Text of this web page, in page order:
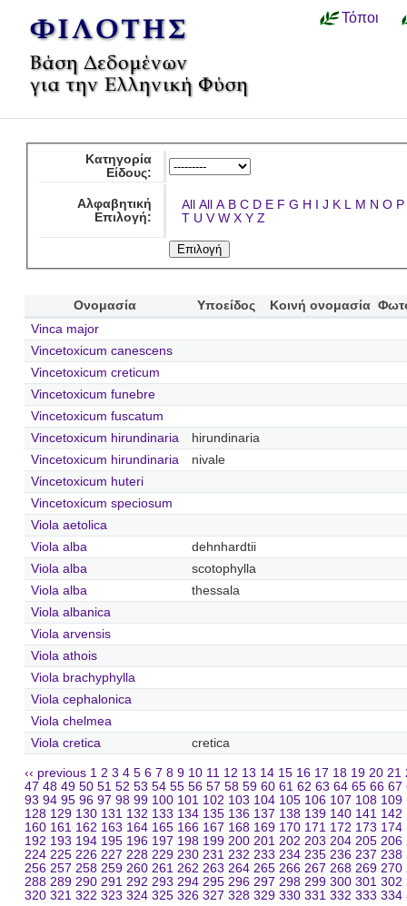
Τόποι
Κατηγορία
Είδους:
Αλφαβητική
Επιλογή:
All All A B C D E F G H I J K L M N O P
T U V W X Y Z
Ονομασία Υποείδος Κοινή ονομασία
Vinca major
Vincetoxicum canescens
Vincetoxicum creticum
Vincetoxicum funebre
Vincetoxicum fuscatum
Vincetoxicum hirundinaria
hirundinaria
Vincetoxicum hirundinaria
nivale
Vincetoxicum huteri
Vincetoxicum speciosum
Viola aetolica
Viola alba
dehnhardtii
Viola alba
scotophylla
Viola alba
thessala
Viola albanica
Viola arvensis
Viola athois
Viola brachyphylla
Viola cephalonica
Viola chelmea
Viola cretica
cretica
‹‹ previous 1 2 3 4 5 6 7 8 9 10 11 12 13 14 15 16 17 18 19 20 21
47 48 49 50 51 52 53 54 55 56 57 58 59 60 61 62 63 64 65 66 67
93 94 95 96 97 98 99 100 101 102 103 104 105 106 107 108 109
128 129 130 131 132 133 134 135 136 137 138 139 140 141 142
160 161 162 163 164 165 166 167 168 169 170 171 172 173 174
192 193 194 195 196 197 198 199 200 201 202 203 204 205 206
224 225 226 227 228 229 230 231 232 233 234 235 236 237 238
256 257 258 259 260 261 262 263 264 265 266 267 268 269 270
288 289 290 291 292 293 294 295 296 297 298 299 300 301 302
320 321 322 323 324 325 326 327 328 329 330 331 332 333 334